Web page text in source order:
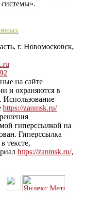
г. Новомосковск,
на сайте
и охраняются в
Использование
https://zanmsk.ru/
гиперссылкой на
Гиперссылка
тексте,
https://zanmsk.ru/,